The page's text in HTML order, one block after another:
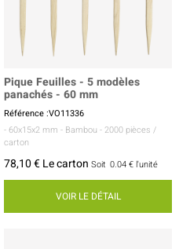
Pique Feuilles - 5 modèles
panachés - 60 mm
Référence :VO11336
- 60x15x2 mm - Bambou - 2000 pièces /
carton
78,10 € Le carton Soit 0.04 € l'unité
VOIR LE DÉTAIL